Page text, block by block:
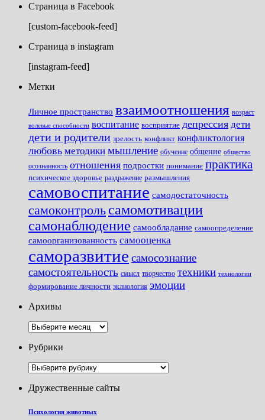
Страница в Facebook
[custom-facebook-feed]
Страница в instagram
[instagram-feed]
Метки
Личное пространство взаимоотношения возраст
волевые способности воспитание восприятие депрессия дети
дети и родители зрелость конфликт конфликтология
любовь методики мышление обучение общение общество
осознанность отношения подростки понимание практика
психическое здоровье раздражение размышления
самовоспитание самодостаточность
самоконтроль самомотивации
самонаблюдение самообладание самоопределение
самоорганизованность самооценка
саморазвитие самосознание
самостоятельность смысл творчество техники технологии
формирование личности эклиология эмоции
Архивы
Архивы
Рубрики
Рубрики
Дружественные сайты
Психология животных